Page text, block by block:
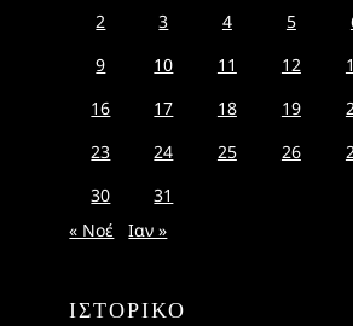
2
3 4 5
9
10 11 12
16
17 18 19
23
24 25 26
30
31
« Νοέ
Ιαν »
ΙΣΤΟΡΙΚΌ